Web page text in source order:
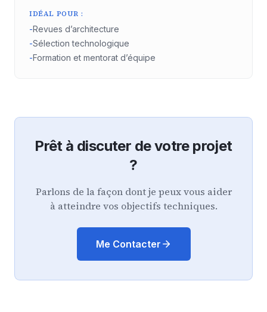
IDÉAL POUR :
-Revues d’architecture
-Sélection technologique
-Formation et mentorat d’équipe
Prêt à discuter de votre projet
?
Parlons de la façon dont je peux vous aider
à atteindre vos objectifs techniques.
Me Contacter